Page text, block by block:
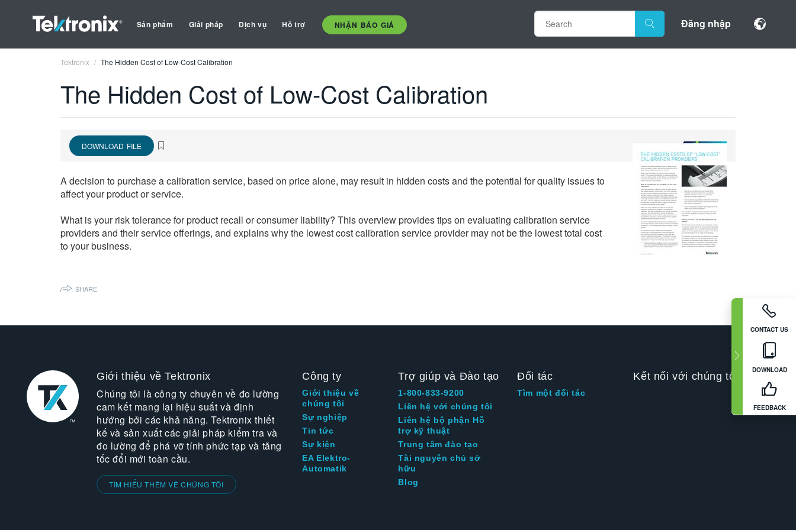
Sản phẩm Giải pháp Dịch vụ Hỗ trợ NHẬN BÁO GIÁ Đăng nhập
CONTACT US
DOWNLOAD
FEEDBACK
Tektronix The Hidden Cost of Low-Cost Calibration
The Hidden Cost of Low-Cost Calibration
DOWNLOAD FILE
A decision to purchase a calibration service, based on price alone, may result in hidden costs and the potential for quality issues to
affect your product or service.
What is your risk tolerance for product recall or consumer liability? This overview provides tips on evaluating calibration service
providers and their service offerings, and explains why the lowest cost calibration service provider may not be the lowest total cost
to your business.
SHARE
Giới thiệu về Tektronix
Chúng tôi là công ty chuyên về đo lường
cam kết mang lại hiệu suất và định
hướng bởi các khả năng. Tektronix thiết
kế và sản xuất các giải pháp kiểm tra và
đo lường để phá vỡ tính phức tạp và tăng
tốc đổi mới toàn cầu.
TÌM HIỂU THÊM VỀ CHÚNG TÔI
Công ty
Giới thiệu về
chúng tôi
Sự nghiệp
Tin tức
Sự kiện
EA Elektro-
Automatik
Trợ giúp và Đào tạo
1-800-833-9200
Liên hệ với chúng tôi
Liên hệ bộ phận Hỗ
trợ kỹ thuật
Trung tâm đào tạo
Tài nguyên chủ sở
hữu
Blog
Đối tác
Tìm một đối tác
Kết nối với chúng tôi